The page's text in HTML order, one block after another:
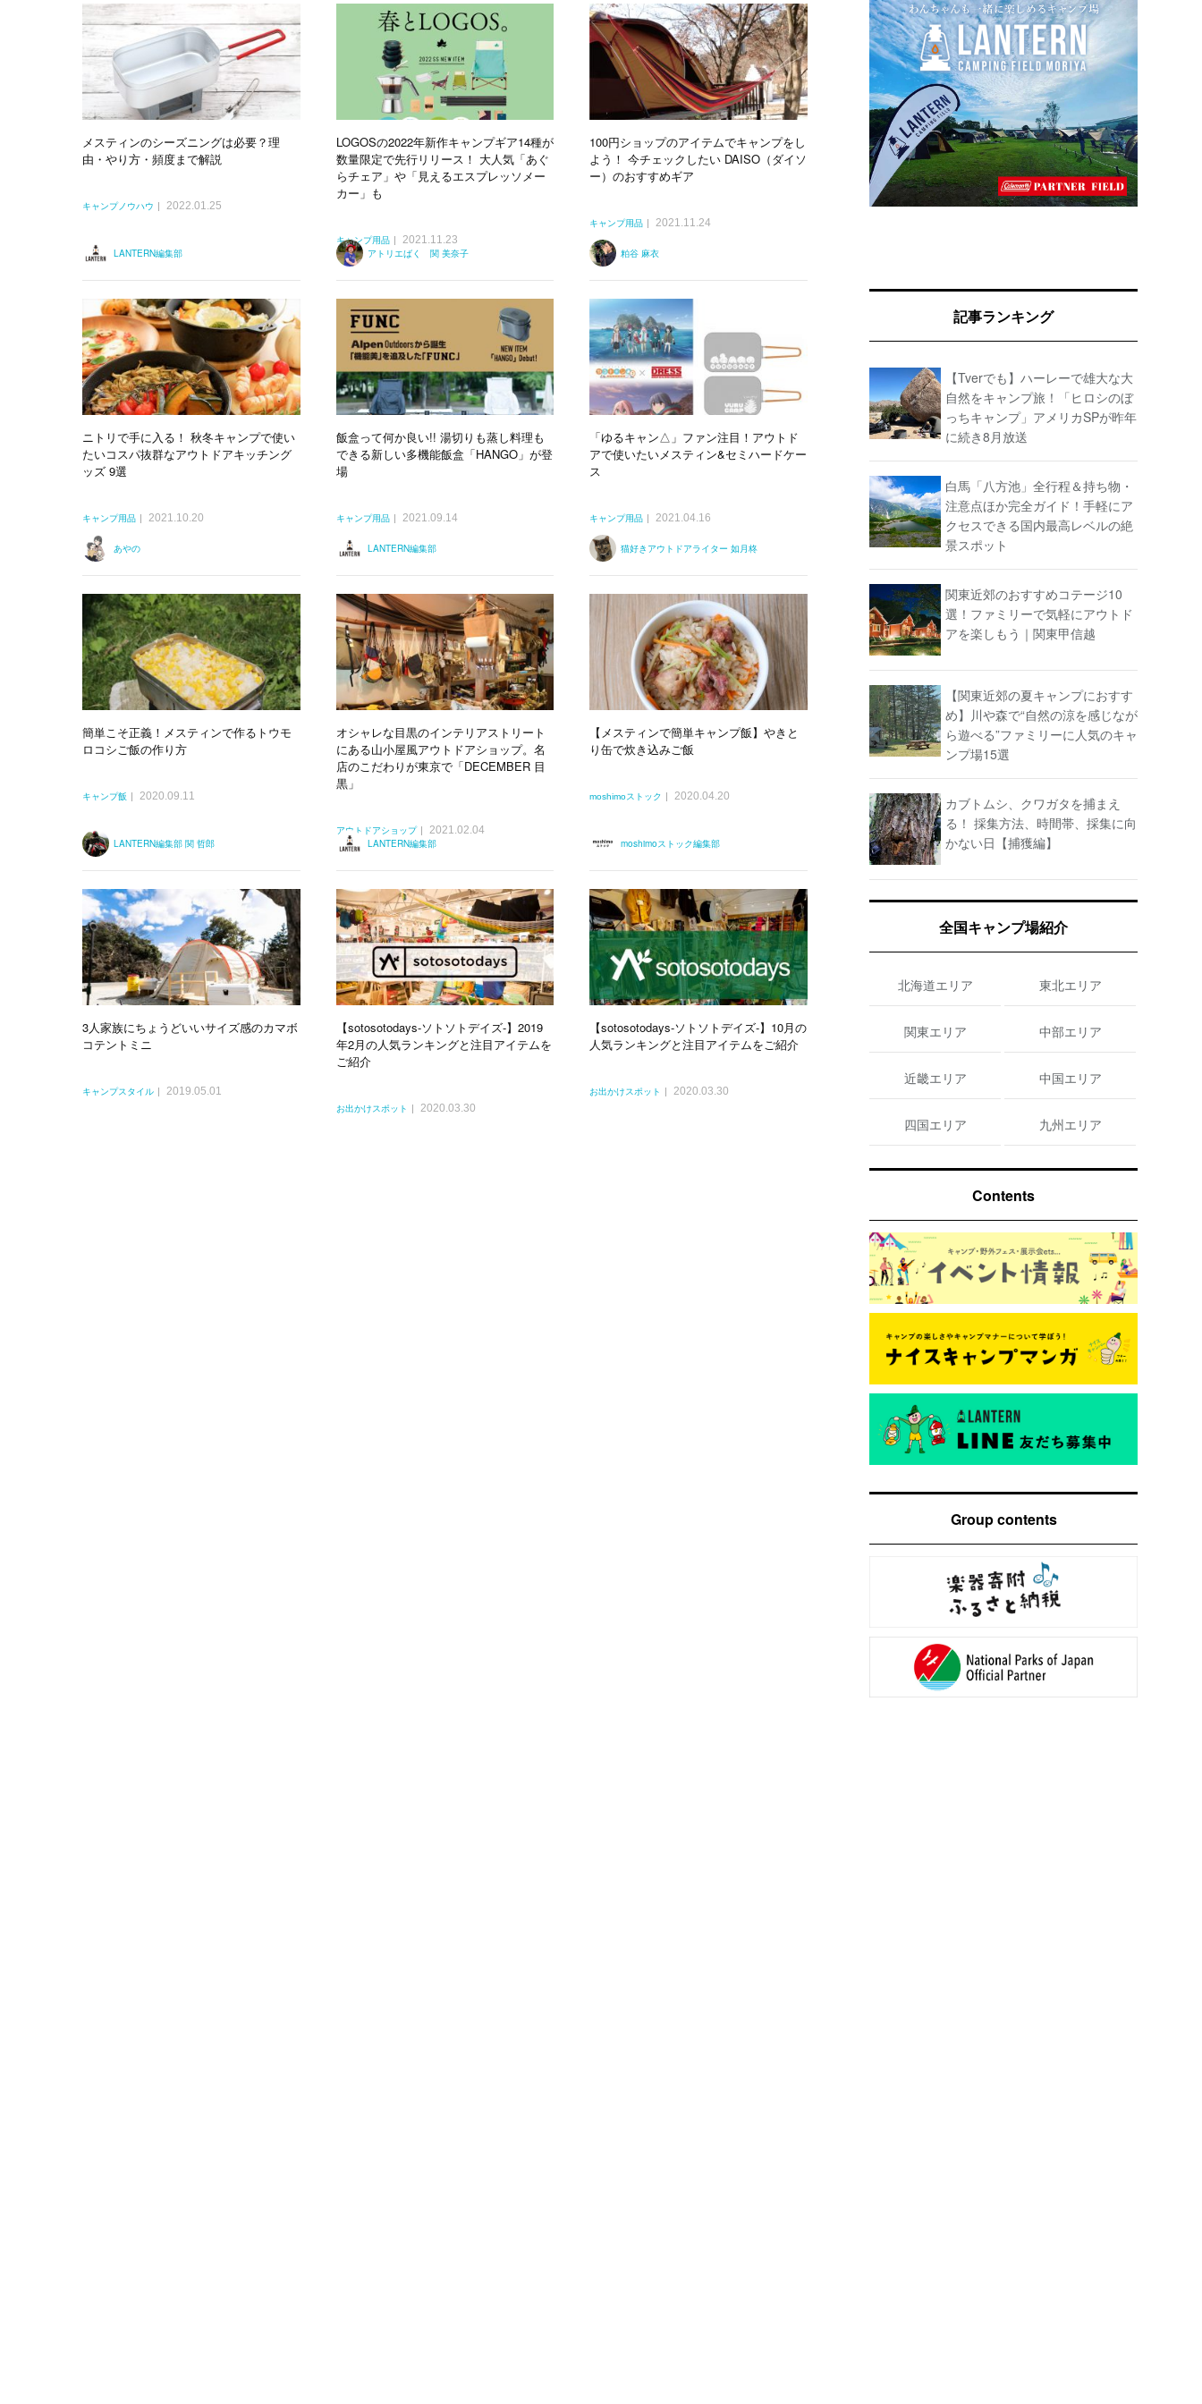
メスティンのシーズニングは必要？理
由・やり方・頻度まで解説
キャンプノウハウ 2022.01.25
LANTERN編集部
LOGOSの2022年新作キャンプギア14種が
数量限定で先行リリース！ 大人気「あぐ
らチェア」や「見えるエスプレッソメー
カー」も
キャンプ用品
2021.11.23
アトリエばく 関 美奈子
100円ショップのアイテムでキャンプをし
よう！ 今チェックしたい DAISO（ダイソ
ー）のおすすめギア
キャンプ用品 2021.11.24
粕谷 麻衣
ニトリで手に入る！ 秋冬キャンプで使い
たいコスパ抜群なアウトドアキッチング
ッズ 9選
キャンプ用品 2021.10.20
あやの
飯盒って何か良い!! 湯切りも蒸し料理も
できる新しい多機能飯盒「HANGO」が登
場
キャンプ用品 2021.09.14
LANTERN編集部
「ゆるキャン△」ファン注目！アウトド
アで使いたいメスティン&セミハードケー
ス
キャンプ用品 2021.04.16
猫好きアウトドアライター 如月柊
簡単こそ正義！メスティンで作るトウモ
ロコシご飯の作り方
キャンプ飯 2020.09.11
LANTERN編集部 関 哲郎
オシャレな目黒のインテリアストリート
にある山小屋風アウトドアショップ。名
店のこだわりが東京で「DECEMBER 目
黒」
アウトドアショップ
2021.02.04
LANTERN編集部
【メスティンで簡単キャンプ飯】やきと
り缶で炊き込みご飯
moshimoストック 2020.04.20
moshimoストック編集部
3人家族にちょうどいいサイズ感のカマボ
コテントミニ
キャンプスタイル 2019.05.01
【sotosotodays-ソトソトデイズ-】2019
年2月の人気ランキングと注目アイテムを
ご紹介
お出かけスポット 2020.03.30
【sotosotodays-ソトソトデイズ-】10月の
人気ランキングと注目アイテムをご紹介
お出かけスポット 2020.03.30
記事ランキング
【Tverでも】ハーレーで雄大な大
自然をキャンプ旅！「ヒロシのぼ
っちキャンプ」アメリカSPが昨年
に続き8月放送
白馬「八方池」全行程＆持ち物・
注意点ほか完全ガイド！手軽にア
クセスできる国内最高レベルの絶
景スポット
関東近郊のおすすめコテージ10
選！ファミリーで気軽にアウトド
アを楽しもう｜関東甲信越
【関東近郊の夏キャンプにおすす
め】川や森で“自然の涼を感じなが
ら遊べる”ファミリーに人気のキャ
ンプ場15選
カブトムシ、クワガタを捕まえ
る！ 採集方法、時間帯、採集に向
かない日【捕獲編】
全国キャンプ場紹介
北海道エリア 東北エリア
関東エリア 中部エリア
近畿エリア 中国エリア
四国エリア 九州エリア
Contents
Group contents